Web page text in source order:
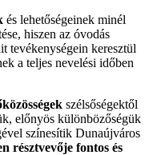
és lehetőségeinek minél
hiszen az óvodás
tevékenységein keresztül
a teljes nevelési időben
szélsőségektől
előnyös különbözőségük
színesítik Dunaújváros
résztvevője fontos és